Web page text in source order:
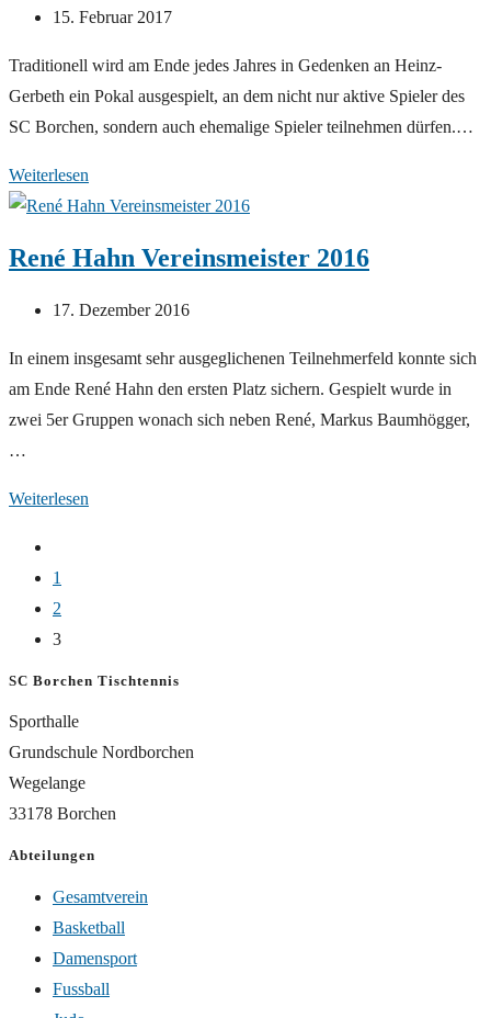
Beitrag
15. Februar 2017
Traditionell wird am Ende jedes Jahres in Gedenken an Heinz-
Gerbeth ein Pokal ausgespielt, an dem nicht nur aktive Spieler des
SC Borchen, sondern auch ehemalige Spieler teilnehmen dürfen.…
Weiterlesen
Hoffmeister
den
René Hahn Vereinsmeister 2016
Beitrag
17. Dezember 2016
In einem insgesamt sehr ausgeglichenen Teilnehmerfeld konnte sich
am Ende René Hahn den ersten Platz sichern. Gespielt wurde in
zwei 5er Gruppen wonach sich neben René, Markus Baumhögger,
…
Weiterlesen
vorherigen
Seite
1
2
3
SC Borchen Tischtennis
Sporthalle
Grundschule Nordborchen
Wegelange
33178 Borchen
Abteilungen
Gesamtverein
Basketball
Damensport
Fussball